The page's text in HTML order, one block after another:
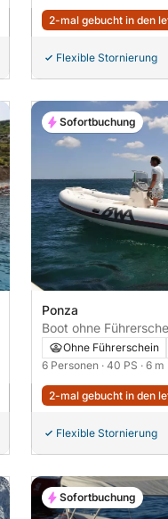
2-mal gebucht in den
Flexible Stornierung
Ponza
Boot ohne Führerschein BWA 19
40PSOhne Führerschein
6 Personen · 40 PS · 6 m
2-mal gebucht in den
Flexible Stornierung
Sofortbuchung
Sofortbuchung